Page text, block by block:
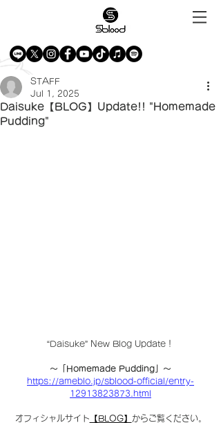
Daisuke【BLOG】Update!! "Homemade
Pudding"
STAFF
Jul 1, 2025
“Daisuke” New Blog Update！
〜「Homemade Pudding」〜
https://ameblo.jp/sblood-official/entry-
12913823873.html
オフィシャルサイト 【BLOG】 からご覧ください。